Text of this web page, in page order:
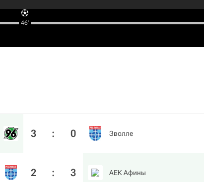
46‎’‎
3 : 0 Зволле
2 : 3 АЕК Афины